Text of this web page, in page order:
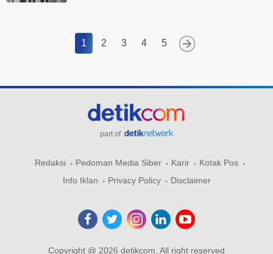
1 2 3 4 5
part of
Redaksi Pedoman Media Siber Karir
Kotak Pos
Info Iklan
Privacy Policy Disclaimer
Copyright @ 2026 detikcom, All right reserved